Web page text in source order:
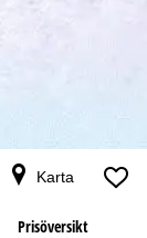
Karta
Prisöversikt